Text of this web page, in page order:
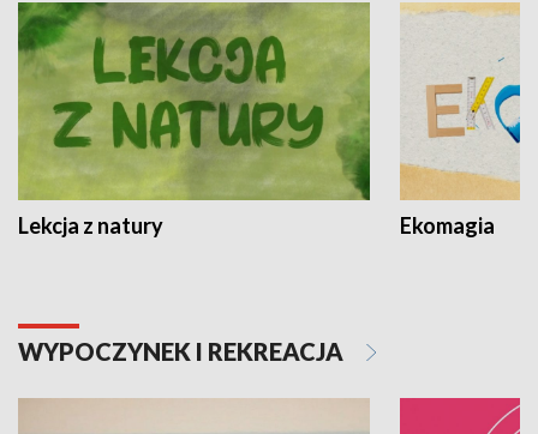
Lekcja z natury Ekomagia
WYPOCZYNEK I REKREACJA